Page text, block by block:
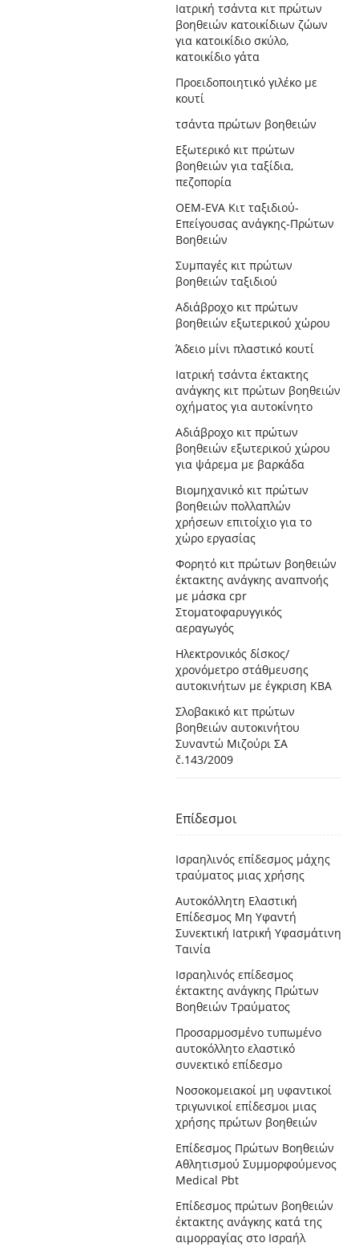
Ιατρική τσάντα κιτ πρώτων
βοηθειών κατοικίδιων ζώων
για κατοικίδιο σκύλο,
κατοικίδιο γάτα
Προειδοποιητικό γιλέκο με
κουτί
τσάντα πρώτων βοηθειών
Εξωτερικό κιτ πρώτων
βοηθειών για ταξίδια,
πεζοπορία
OEM-EVA Κιτ ταξιδιού-
Επείγουσας ανάγκης-Πρώτων
Βοηθειών
Συμπαγές κιτ πρώτων
βοηθειών ταξιδιού
Αδιάβροχο κιτ πρώτων
βοηθειών εξωτερικού χώρου
Άδειο μίνι πλαστικό κουτί
Ιατρική τσάντα έκτακτης
ανάγκης κιτ πρώτων βοηθειών
οχήματος για αυτοκίνητο
Αδιάβροχο κιτ πρώτων
βοηθειών εξωτερικού χώρου
για ψάρεμα με βαρκάδα
Βιομηχανικό κιτ πρώτων
βοηθειών πολλαπλών
χρήσεων επιτοίχιο για το
χώρο εργασίας
Φορητό κιτ πρώτων βοηθειών
έκτακτης ανάγκης αναπνοής
με μάσκα cpr
Στοματοφαρυγγικός
αεραγωγός
Ηλεκτρονικός δίσκος/
χρονόμετρο στάθμευσης
αυτοκινήτων με έγκριση KBA
Σλοβακικό κιτ πρώτων
βοηθειών αυτοκινήτου
Συναντώ Μιζούρι ΣΑ
č.143/2009
Επίδεσμοι
Ισραηλινός επίδεσμος μάχης
τραύματος μιας χρήσης
Αυτοκόλλητη Ελαστική
Επίδεσμος Μη Υφαντή
Συνεκτική Ιατρική Υφασμάτινη
Ταινία
Ισραηλινός επίδεσμος
έκτακτης ανάγκης Πρώτων
Βοηθειών Τραύματος
Προσαρμοσμένο τυπωμένο
αυτοκόλλητο ελαστικό
συνεκτικό επίδεσμο
Νοσοκομειακοί μη υφαντικοί
τριγωνικοί επίδεσμοι μιας
χρήσης πρώτων βοηθειών
Επίδεσμος Πρώτων Βοηθειών
Αθλητισμού Συμμορφούμενος
Medical Pbt
Επίδεσμος πρώτων βοηθειών
έκτακτης ανάγκης κατά της
αιμορραγίας στο Ισραήλ